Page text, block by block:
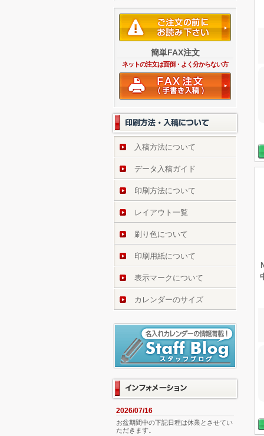
簡単FAX注文
ネットの注文は面倒・よく分からない方
入稿方法について
データ入稿ガイド
印刷方法について
レイアウト一覧
刷り色について
印刷用紙について
表示マークについて
カレンダーのサイズ
2026/07/16
お盆期間中の下記日程は休業とさせてい
ただきます。